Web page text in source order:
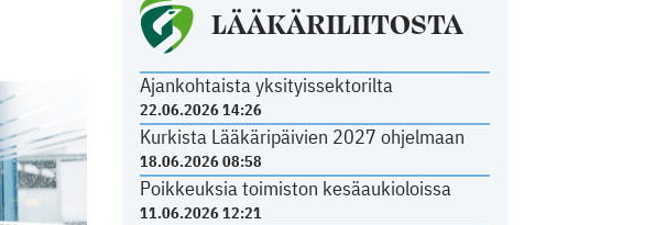
LÄÄKÄRILIITOSTA
Ajankohtaista yksityissektorilta
22.06.2026 14:26
Kurkista Lääkäripäivien 2027 ohjelmaan
18.06.2026 08:58
Poikkeuksia toimiston kesäaukioloissa
11.06.2026 12:21